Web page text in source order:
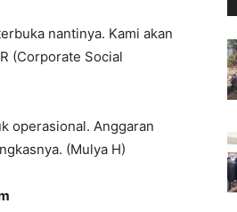
nantinya. Kami akan
(Corporate Social
operasional. Anggaran
(Mulya H)